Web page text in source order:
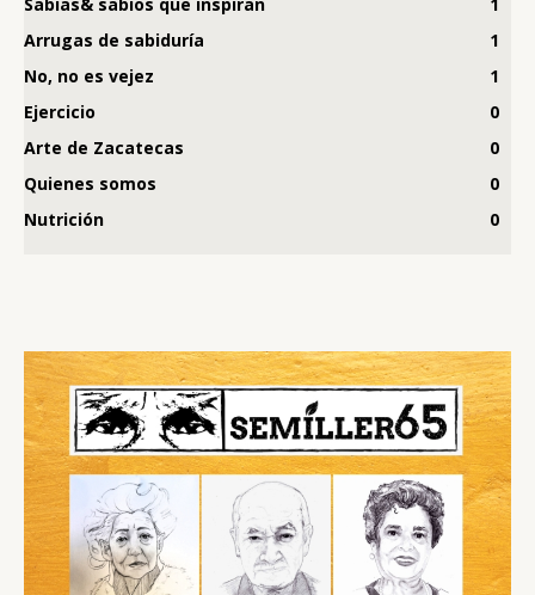
Arrugas de sabiduría
1
No, no es vejez
1
Ejercicio
0
Arte de Zacatecas
0
Quienes somos
0
Nutrición
0